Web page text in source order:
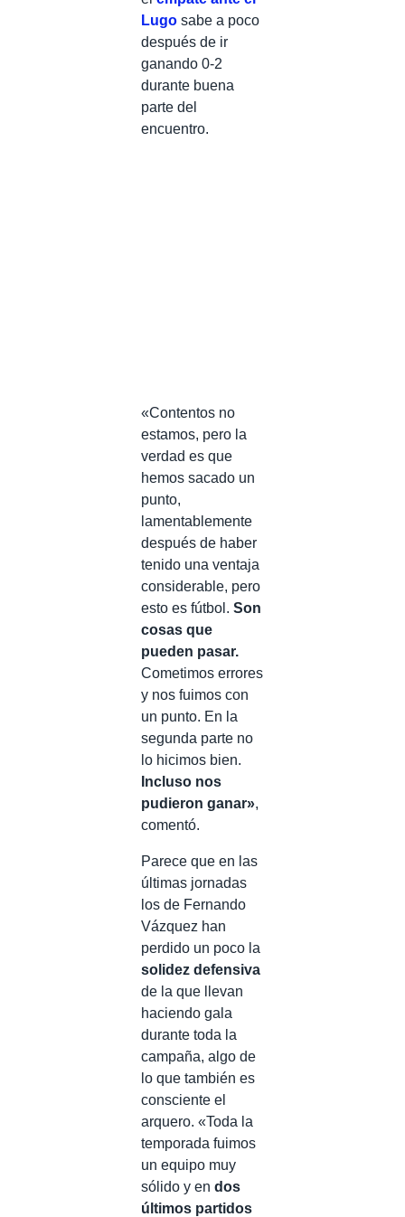
Lugo sabe a poco
después de ir
ganando 0-2
durante buena
parte del
encuentro.
«Contentos no
estamos, pero la
verdad es que
hemos sacado un
punto,
lamentablemente
después de haber
tenido una ventaja
considerable, pero
esto es fútbol. Son
cosas que
pueden pasar.
Cometimos errores
y nos fuimos con
un punto. En la
segunda parte no
lo hicimos bien.
Incluso nos
pudieron ganar»,
comentó.
Parece que en las
últimas jornadas
los de Fernando
Vázquez han
perdido un poco la
solidez defensiva
de la que llevan
haciendo gala
durante toda la
campaña, algo de
lo que también es
consciente el
arquero. «Toda la
temporada fuimos
un equipo muy
sólido y en dos
últimos partidos